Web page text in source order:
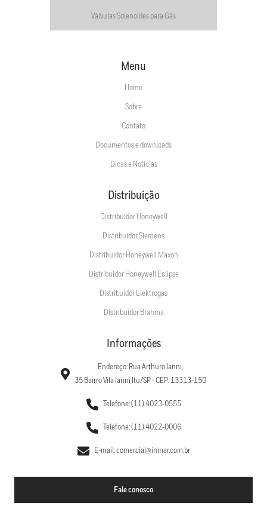
Válvulas Solenoides para Gás
Menu
Home
Sobre
Contato
Documentos e downloads
Dicas e Notícias
Distribuição
Distribuidor Honeywell
Distribuidor Siemens
Distribuidor Honeywell Maxon
Distribuidor Honeywell Eclipse
Distribuidor Elektrogas
Distribuidor Brahma
Informações
Endereço: Rua Arthuro Ianni,
35 Bairro Vila Ianni Itu/SP - CEP: 13313-150
Telefone: (11) 4023-0555
Telefone: (11) 4022-0006
E-mail: comercial@inmar.com.br
Fale conosco